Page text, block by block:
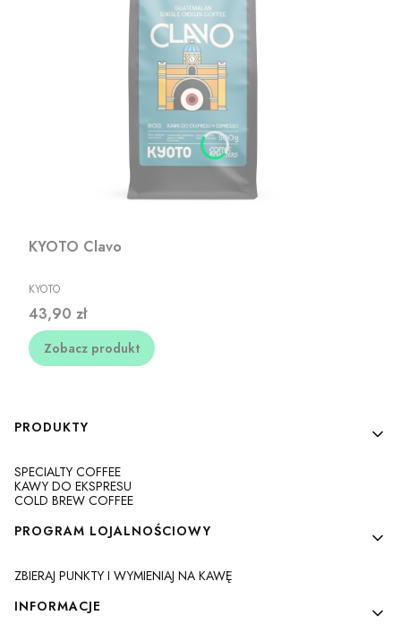
KYOTO Clavo
PRODUCENT
KYOTO
Cena
43,90 zł
Zobacz produkt
Linki w stopce
PRODUKTY
SPECIALTY COFFEE
KAWY DO EKSPRESU
COLD BREW COFFEE
PROGRAM LOJALNOŚCIOWY
ZBIERAJ PUNKTY I WYMIENIAJ NA KAWĘ
INFORMACJE